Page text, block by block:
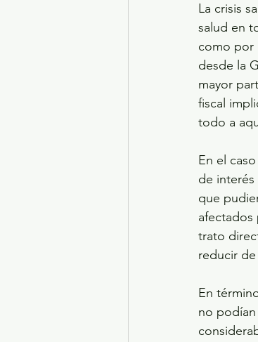
La crisis
salud en
como por
desde la
mayor
fiscal
todo a
En el
de interés
que
afectados
trato
reducir
En
no